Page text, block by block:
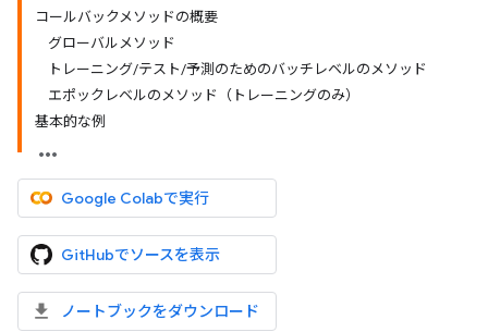
コールバックメソッドの概要
グローバルメソッド
トレーニング/テスト/予測のためのバッチレベルのメソッド
エポックレベルのメソッド（トレーニングのみ）
基本的な例
Google Colabで実行
GitHubでソースを表示
ノートブックをダウンロード